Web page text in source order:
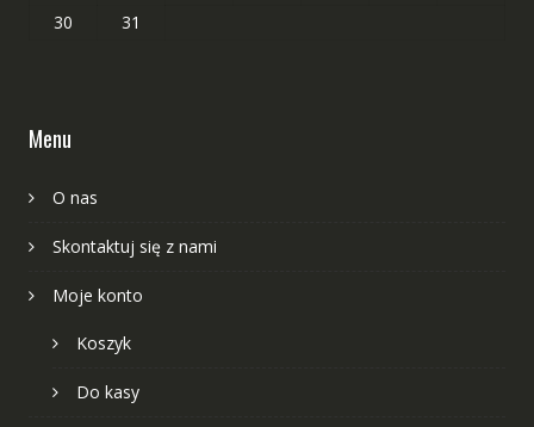
30
31
Menu
O nas
Skontaktuj się z nami
Moje konto
Koszyk
Do kasy